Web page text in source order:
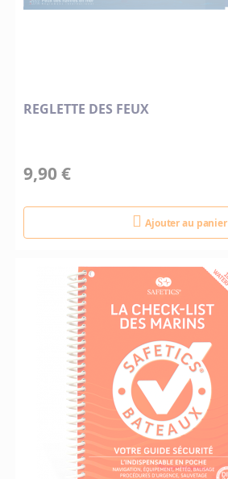
REGLETTE DES FEUX
9,90 €
Ajouter au panier